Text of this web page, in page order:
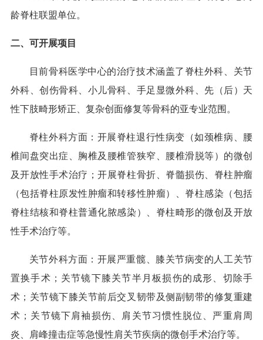
龄脊柱联盟单位。
二、可开展项目
目前骨科医学中心的治疗技术涵盖了脊柱外科、关节
外科、创伤骨科、小儿骨科、手足显微外科、先（后）天
性下肢畸形矫正、复杂创面修复等骨科的亚专业范围。
脊柱外科方面：开展脊柱退行性病变（如颈椎病、腰
椎间盘突出症、胸椎及腰椎管狭窄、腰椎滑脱等）的微创
及开放性手术治疗；开展脊柱骨折、脊髓损伤、脊柱肿瘤
（包括脊柱原发性肿瘤和转移性肿瘤）、脊柱感染（包括
脊柱结核和脊柱普通化脓感染）、脊柱畸形的微创及开放
性手术治疗等。
关节外科方面：开展严重髋、膝关节病变的人工关节
置换手术；关节镜下膝关节半月板损伤的成形、切除手
术；关节镜下膝关节前后交叉韧带及侧副韧带的修复重建
术；关节镜下肩袖损伤、肩关节习惯性脱位、严重肩周
炎、肩峰撞击症等急慢性肩关节疾病的微创手术治疗等。